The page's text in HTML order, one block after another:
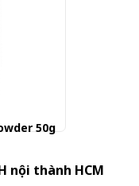
50g
nội thành HCM